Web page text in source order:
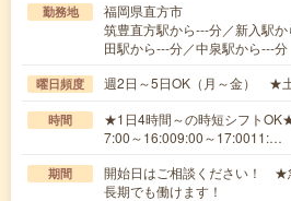
勤務地
福岡県直方市
筑豊直方駅から---分／新入駅
田駅から---分／中泉駅から---分
曜日頻度 週2日～5日OK（月～金） ★
時間
★1日4時間～の時短シフト
7:00～16:009:00～17:0011:…
期間
開始日はご相談ください！ ★
長期でも働けます！